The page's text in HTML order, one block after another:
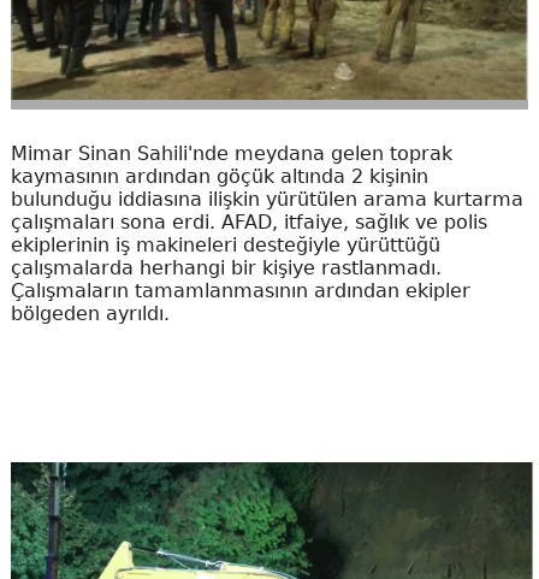
Mimar Sinan Sahili'nde meydana gelen toprak
kaymasının ardından göçük altında 2 kişinin
bulunduğu iddiasına ilişkin yürütülen arama kurtarma
çalışmaları sona erdi. AFAD, itfaiye, sağlık ve polis
ekiplerinin iş makineleri desteğiyle yürüttüğü
çalışmalarda herhangi bir kişiye rastlanmadı.
Çalışmaların tamamlanmasının ardından ekipler
bölgeden ayrıldı.